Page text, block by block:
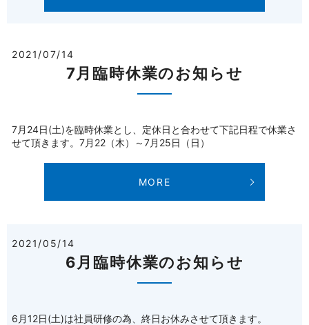
2021/07/14
7月臨時休業のお知らせ
7月24日(土)を臨時休業とし、定休日と合わせて下記日程で休業さ
せて頂きます。7月22（木）～7月25日（日）
MORE
2021/05/14
6月臨時休業のお知らせ
6月12日(土)は社員研修の為、終日お休みさせて頂きます。